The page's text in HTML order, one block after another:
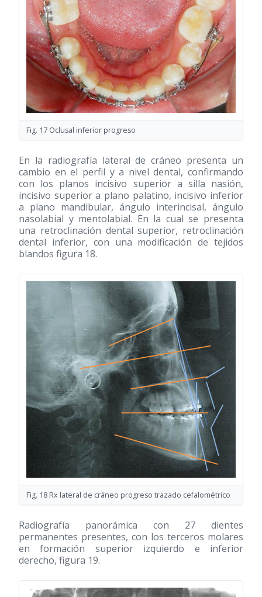
Fig. 17 Oclusal inferior progreso
En la radiografía lateral de cráneo presenta un
cambio en el perfil y a nivel dental, confirmando
con los planos incisivo superior a silla nasión,
incisivo superior a plano palatino, incisivo inferior
a plano mandibular, ángulo interincisal, ángulo
nasolabial y mentolabial. En la cual se presenta
una retroclinación dental superior, retroclinación
dental inferior, con una modificación de tejidos
blandos figura 18.
Fig. 18 Rx lateral de cráneo progreso trazado cefalométrico
Radiografía panorámica con 27 dientes
permanentes presentes, con los terceros molares
en formación superior izquierdo e inferior
derecho, figura 19.